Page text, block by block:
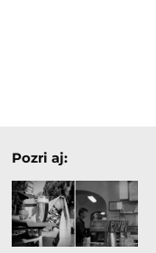
Pozri aj: